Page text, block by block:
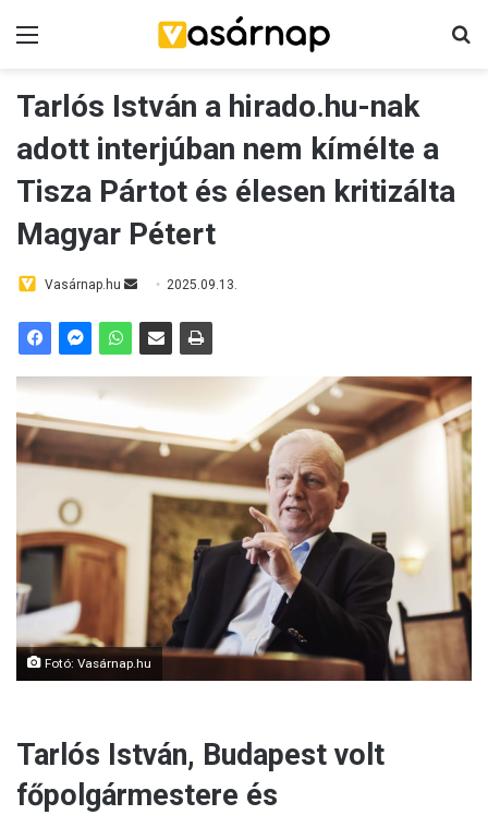
Tarlós István a hirado.hu-nak
adott interjúban nem kímélte a
Tisza Pártot és élesen kritizálta
Magyar Pétert
Vasárnap.hu
e
2025.09.13.
Fotó: Vasárnap.hu
Tarlós István, Budapest volt
főpolgármestere és